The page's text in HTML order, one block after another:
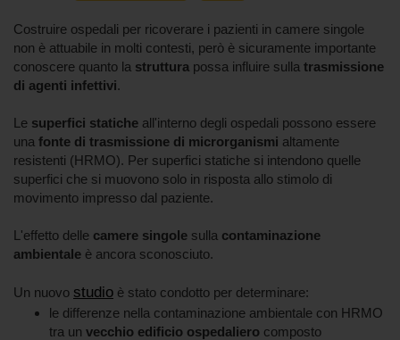
Costruire ospedali per ricoverare i pazienti in camere singole
non è attuabile in molti contesti, però è sicuramente importante
conoscere quanto la struttura possa influire sulla trasmissione
di agenti infettivi.
Le superfici statiche all'interno degli ospedali possono essere
una fonte di trasmissione di microrganismi altamente
resistenti (HRMO). Per superfici statiche si intendono quelle
superfici che si muovono solo in risposta allo stimolo di
movimento impresso dal paziente.
L'effetto delle camere singole sulla contaminazione
ambientale è ancora sconosciuto.
Un nuovo studio è stato condotto per determinare:
le differenze nella contaminazione ambientale con HRMO
tra un vecchio edificio ospedaliero composto